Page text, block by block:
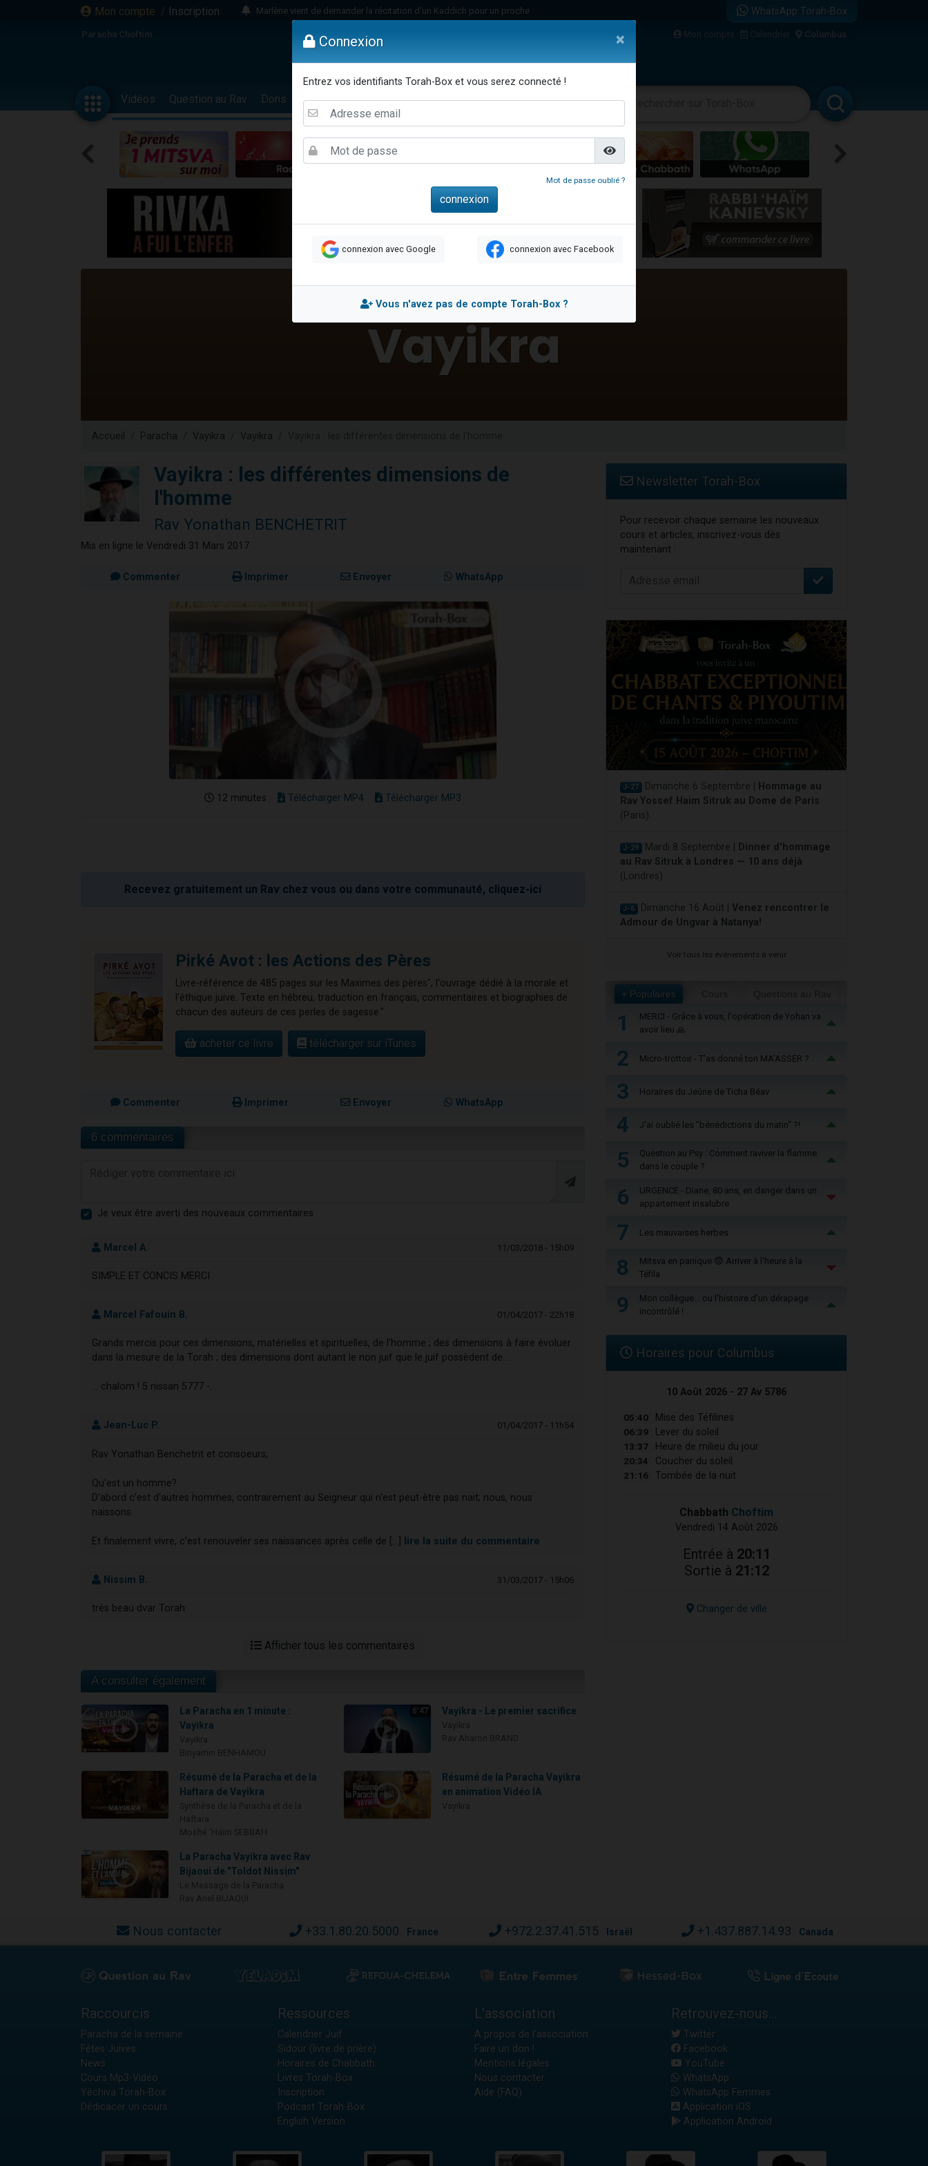
Mon compte / Inscription
2 personnes viennent de nous rejoindre sur WhatsApp
2 personnes viennent de nous rejoindre sur WhatsApp
Lisbel Esther vient de donner son Maasser
2 personnes viennent de faire un don pour Tsédaka : pauvres d'Israel
3 personnes viennent de nous rejoindre sur WhatsApp
11 personnes viennent de demander une bénédiction
Il reste 49 places pour étudier en groupe sur Zoom
3 personnes viennent de faire un don pour Diane, 80 ans, dans un appartement insalubre
29 personnes viennent de demander une bénédiction
Il reste 49 places pour étudier en groupe sur Zoom
6 personnes viennent de nous rejoindre sur WhatsApp
4 personnes viennent de faire un don pour Reloger Rivka, 6 enfants, victime de violences...
2 personnes viennent de faire un don pour 1 Journée de Vacances Pour les Enfants
4 personnes viennent de nous rejoindre sur WhatsApp
WhatsApp Torah-Box
Paracha Choftim Mon compte Calendrier Columbus
Vidéos Question au Rav Dons Femmes Enfants Etude sur Texte Musique Paracha Divertissements
Accueil Paracha Vayikra Vayikra
Vayikra : les différentes dimensions de
l'homme
Rav Yonathan BENCHETRIT
Mis en ligne le Vendredi 31 Mars 2017
Commenter Imprimer Envoyer WhatsApp
12 minutes Télécharger MP4 Télécharger MP3
Recevez gratuitement un Rav chez vous ou dans votre communauté, cliquez-ici
Pirké Avot : les Actions des Pères
Livre-référence de 485 pages sur les Maximes des pères", l'ouvrage dédié à la morale et
l'éthique juive. Texte en hébreu, traduction en français, commentaires et biographies de
chacun des auteurs de ces perles de sagesse."
acheter ce livre télécharger sur iTunes
Commenter Imprimer Envoyer WhatsApp
6 commentaires
Je veux être averti des nouveaux commentaires
Marcel A. 11/03/2018 - 15h09
SIMPLE ET CONCIS MERCI
Marcel Fafouin B. 01/04/2017 - 22h18
Grands mercis pour ces dimensions, matérielles et spirituelles, de l'homme ; des dimensions à faire évoluer
dans la mesure de la Torah ; des dimensions dont autant le non juif que le juif possèdent de ...
... chalom ! 5 nissan 5777 -.
Jean-Luc P. 01/04/2017 - 11h54
Rav Yonathan Benchetrit et consoeurs,
Qu'est un homme?
D'abord c'est d'autres hommes, contrairement au Seigneur qui n'est peut-être pas nait; nous, nous
naissons.
Et finalement vivre, c'est renouveler ses naissances après celle de [...] lire la suite du commentaire
Nissim B. 31/03/2017 - 15h06
très beau dvar Torah
Afficher tous les commentaires
A consulter également
La Paracha en 1 minute :
Vayikra
6:47 Vayikra - Le premier sacrifice
Résumé de la Paracha et de la
Haftara de Vayikra
Résumé de la Paracha Vayikra
en animation Vidéo IA
La Paracha Vayikra avec Rav
Bijaoui de "Toldot Nissim"
Newsletter Torah-Box
Pour recevoir chaque semaine les nouveaux
cours et articles, inscrivez-vous dès
maintenant :
J-27 Dimanche 6 Septembre |
Hommage au
Rav Yossef Haim Sitruk au Dome de Paris
(Paris)
J-29 Mardi 8 Septembre |
Dinner d'hommage
au Rav Sitruk à Londres — 10 ans déjà
(Londres)
J-6 Dimanche 16 Août | Venez rencontrer le
Admour de Ungvar à Natanya!
Voir tous les événements à venir
+ Populaires
1
MERCI - Grâce à vous, l'opération de Yohan va
avoir lieu 🙏
2 Micro-trottoir - T'as donné ton MA’ASSER ?
3 Horaires du Jeûne de Ticha Béav
4 J'ai oublié les "bénédictions du matin" ?!
5
Question au Psy : Comment raviver la flamme
dans le couple ?
6
URGENCE - Diane, 80 ans, en danger dans un
appartement insalubre
7 Les mauvaises herbes
8
Mitsva en panique 😨 Arriver à l'heure à la
Téfila
9
Mon collègue... ou l'histoire d'un dérapage
incontrôlé !
Horaires pour Columbus
10 Août 2026 - 27 Av 5786
05:40 Mise des Téfilines
06:39 Lever du soleil
13:37 Heure de milieu du jour
20:34 Coucher du soleil
21:16 Tombée de la nuit
Chabbath Choftim
Vendredi 14 Août 2026
Entrée à 20:11
Sortie à 21:12
Changer de ville
Nous contacter +33.1.80.20.5000 France +972.2.37.41.515 Israël +1.437.887.14.93 Canada
Raccourcis
Paracha de la semaine
Fêtes Juives
News
Cours Mp3-Vidéo
Yéchiva Torah-Box
Dédicacer un cours
Ressources
Calendrier Juif
Sidour (livre de prière)
Horaires de Chabbath
Livres Torah-Box
Inscription
Podcast Torah-Box
English Version
L'association
A propos de l'association
Faire un don !
Mentions légales
Nous contacter
Aide (FAQ)
Retrouvez-nous...
Twitter
Facebook
YouTube
WhatsApp
WhatsApp Femmes
Application iOS
Application Android
Connexion ×
Entrez vos identifiants Torah-Box et vous serez connecté !
Mot de passe oublié ?
connexion avec Google connexion avec Facebook
Vous n'avez pas de compte Torah-Box ?